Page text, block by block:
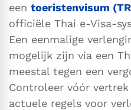
een toeristenvisum
officiële Thai e-Visa-
Een eenmalige
mogelijk zijn via een
meestal tegen een
Controleer vóór
actuele regels voor